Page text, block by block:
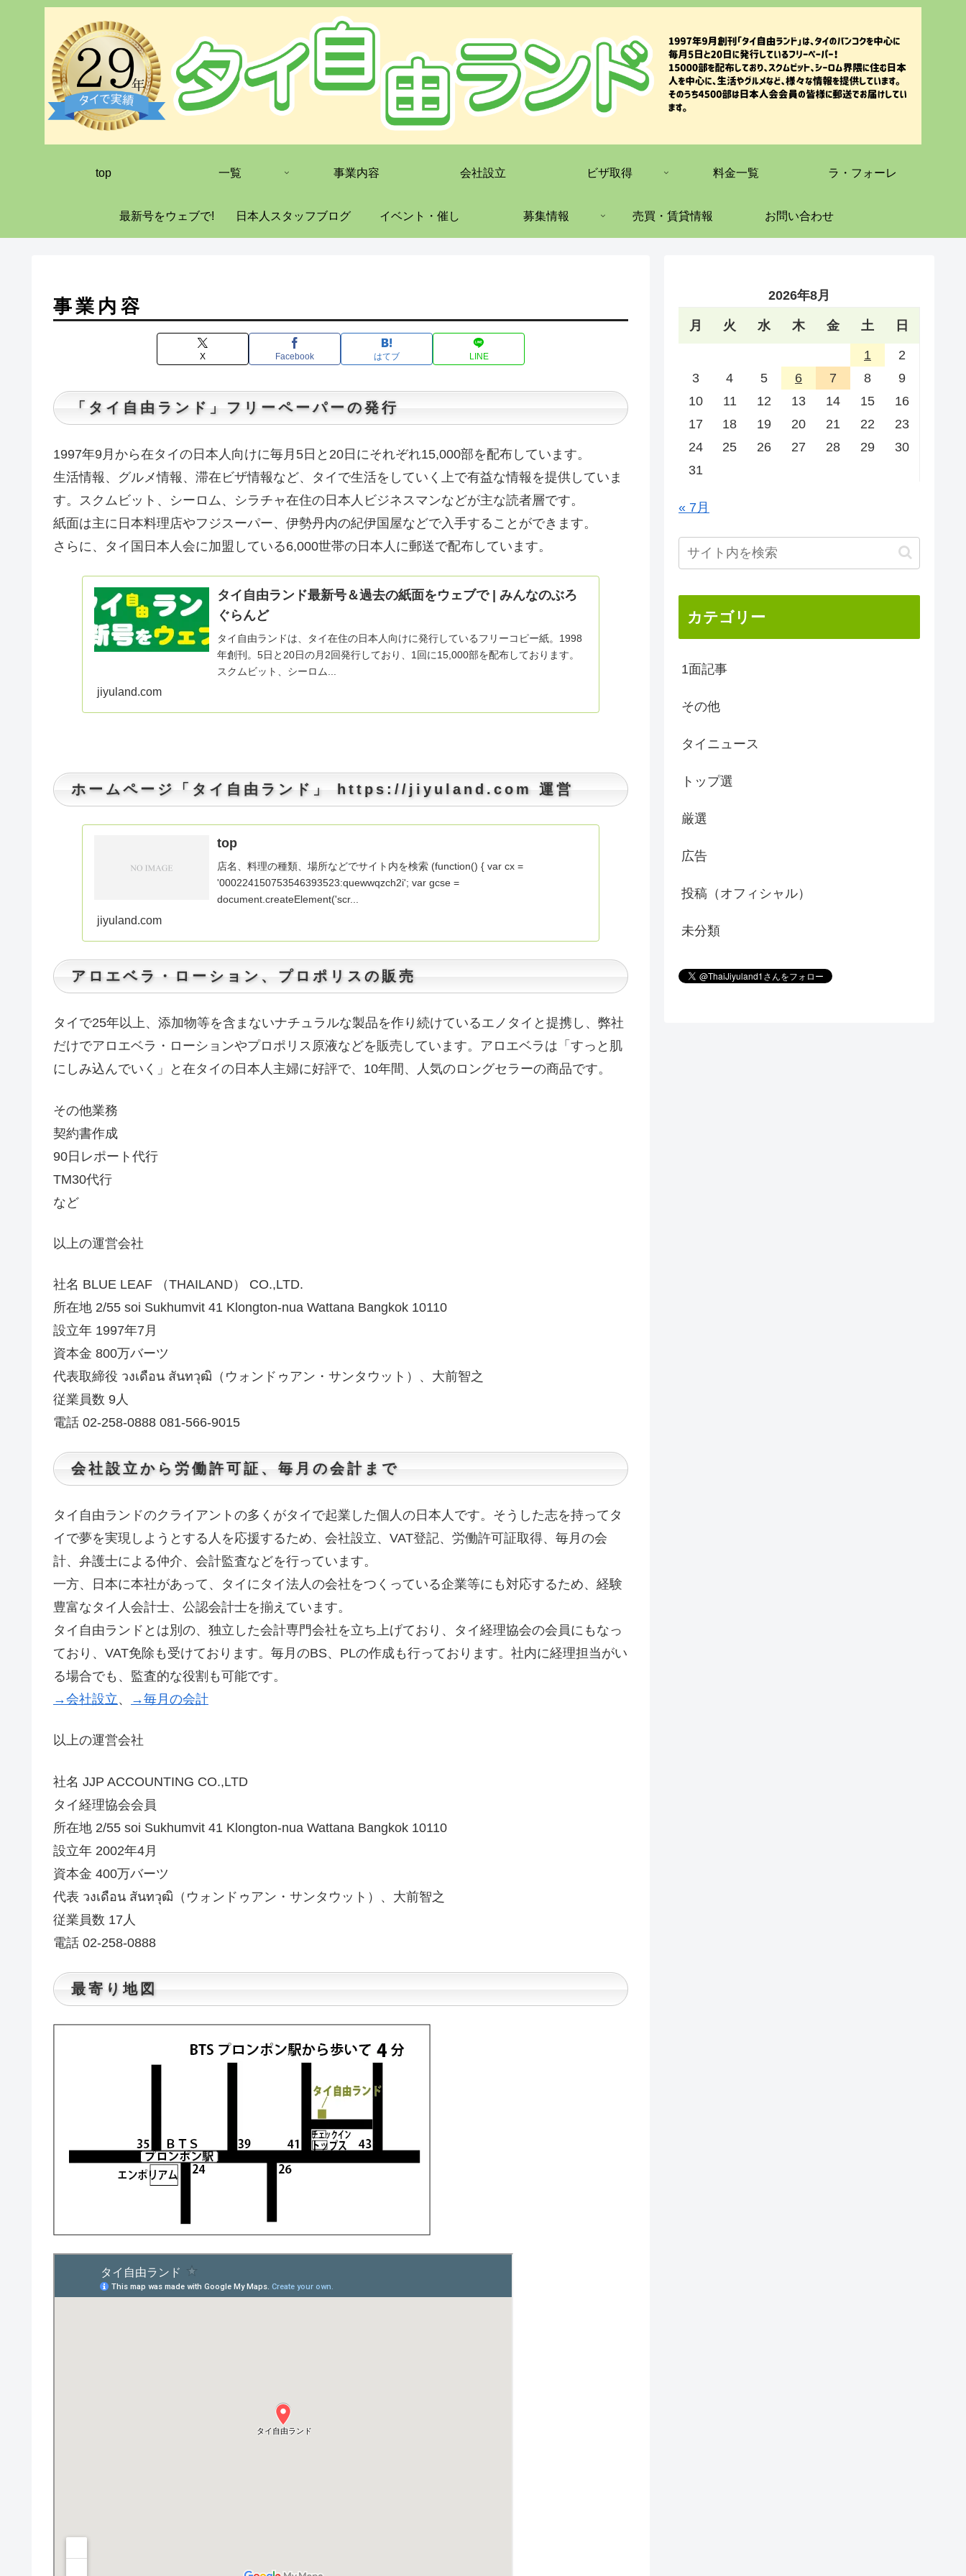
top 一覧 事業内容 会社設立 ビザ取得 料金一覧 ラ・フォーレ
最新号をウェブで! 日本人スタッフブログ イベント・催し 募集情報 売買・賃貸情報 お問い合わせ
事業内容
X Facebook はてブ LINE
「タイ自由ランド」フリーペーパーの発行
1997年9月から在タイの日本人向けに毎月5日と20日にそれぞれ15,000部を配布しています。
生活情報、グルメ情報、滞在ビザ情報など、タイで生活をしていく上で有益な情報を提供していま
す。スクムビット、シーロム、シラチャ在住の日本人ビジネスマンなどが主な読者層です。
紙面は主に日本料理店やフジスーパー、伊勢丹内の紀伊国屋などで入手することができます。
さらに、タイ国日本人会に加盟している6,000世帯の日本人に郵送で配布しています。
タイ自由ランド最新号＆過去の紙面をウェブで | みんなのぶろ
ぐらんど
タイ自由ランドは、タイ在住の日本人向けに発行しているフリーコピー紙。1998
年創刊。5日と20日の月2回発行しており、1回に15,000部を配布しております。
スクムビット、シーロム...
jiyuland.com
ホームページ「タイ自由ランド」 https://jiyuland.com 運営
top
店名、料理の種類、場所などでサイト内を検索 (function() { var cx =
'000224150753546393523:quewwqzch2i'; var gcse =
document.createElement('scr...
jiyuland.com
アロエベラ・ローション、プロポリスの販売
タイで25年以上、添加物等を含まないナチュラルな製品を作り続けているエノタイと提携し、弊社
だけでアロエベラ・ローションやプロポリス原液などを販売しています。アロエベラは「すっと肌
にしみ込んでいく」と在タイの日本人主婦に好評で、10年間、人気のロングセラーの商品です。
その他業務
契約書作成
90日レポート代行
TM30代行
など
以上の運営会社
社名 BLUE LEAF （THAILAND） CO.,LTD.
所在地 2/55 soi Sukhumvit 41 Klongton-nua Wattana Bangkok 10110
設立年 1997年7月
資本金 800万バーツ
代表取締役 วงเดือน สันทวุฒิ（ウォンドゥアン・サンタウット）、大前智之
従業員数 9人
電話 02-258-0888 081-566-9015
会社設立から労働許可証、毎月の会計まで
タイ自由ランドのクライアントの多くがタイで起業した個人の日本人です。そうした志を持ってタ
イで夢を実現しようとする人を応援するため、会社設立、VAT登記、労働許可証取得、毎月の会
計、弁護士による仲介、会計監査などを行っています。
一方、日本に本社があって、タイにタイ法人の会社をつくっている企業等にも対応するため、経験
豊富なタイ人会計士、公認会計士を揃えています。
タイ自由ランドとは別の、独立した会計専門会社を立ち上げており、タイ経理協会の会員にもなっ
ており、VAT免除も受けております。毎月のBS、PLの作成も行っております。社内に経理担当がい
る場合でも、監査的な役割も可能です。
→会社設立、 →毎月の会計
以上の運営会社
社名 JJP ACCOUNTING CO.,LTD
タイ経理協会会員
所在地 2/55 soi Sukhumvit 41 Klongton-nua Wattana Bangkok 10110
設立年 2002年4月
資本金 400万バーツ
代表 วงเดือน สันทวุฒิ（ウォンドゥアン・サンタウット）、大前智之
従業員数 17人
電話 02-258-0888
最寄り地図
2026年8月
月 火 水 木 金 土 日
1
2
3
4 5 6 7 8
9
10
11 12 13 14 15
16
17
18 19 20 21 22
23
24
25 26 27 28 29
30
31
« 7月
カテゴリー
1面記事
その他
タイニュース
トップ選
厳選
広告
投稿（オフィシャル）
未分類